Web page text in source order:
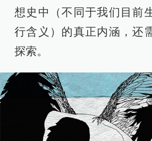
想史中（不同于我们目前
行含义）的真正内涵，还
探索。